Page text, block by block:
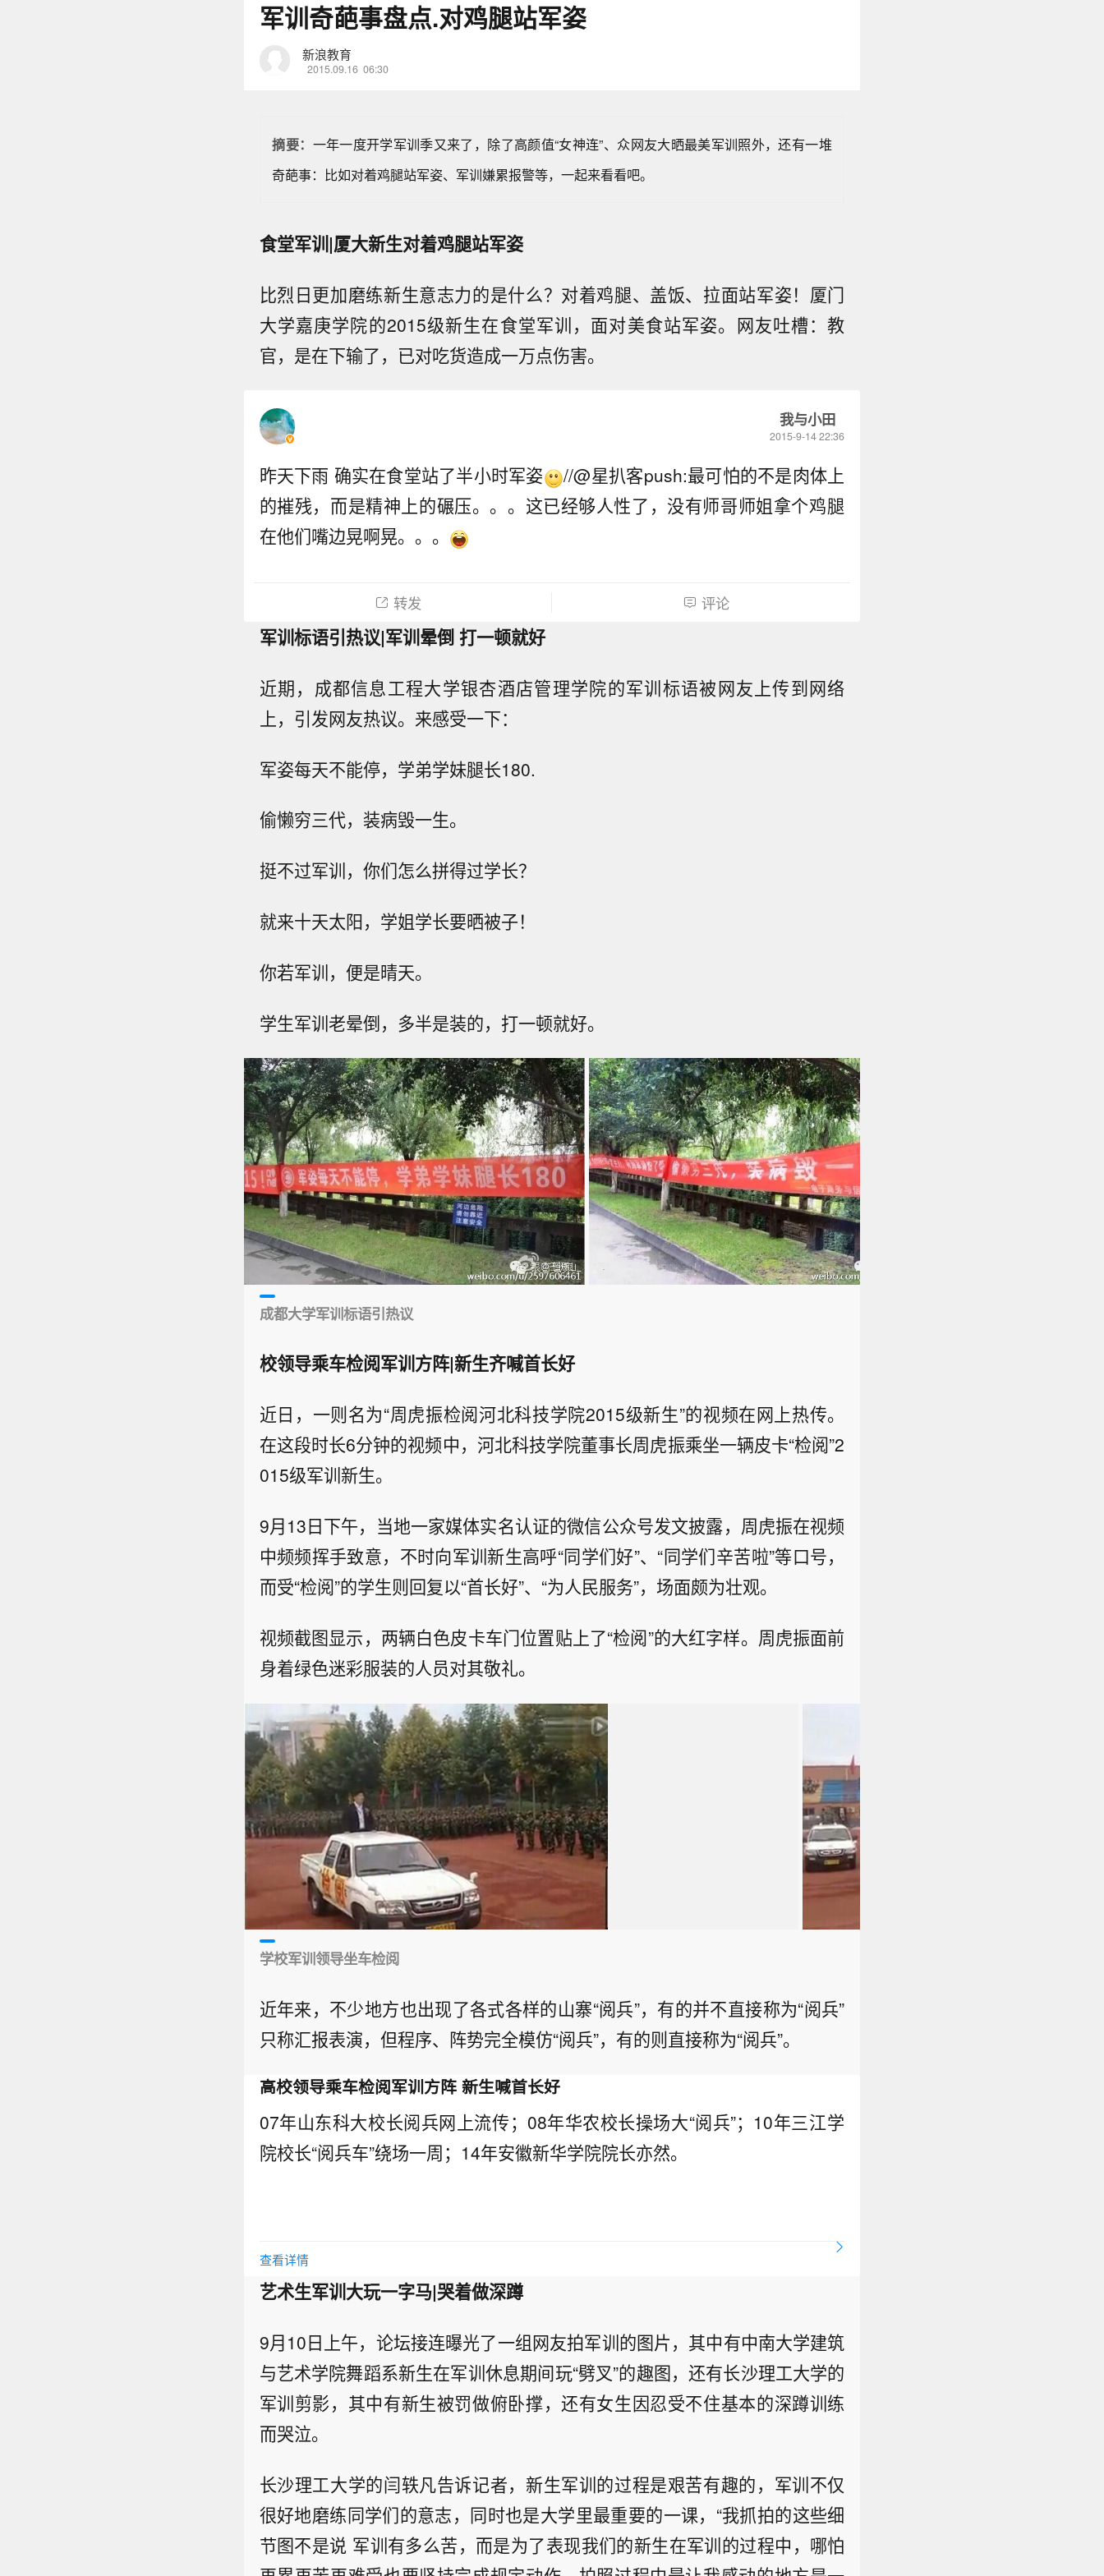
军训奇葩事盘点.对鸡腿站军姿
新浪教育
2015.09.16 06:30
摘要： 一年一度开学军训季又来了，除了高颜值“女神连”、众网友大晒最美军训照外，还有一堆
奇葩事：比如对着鸡腿站军姿、军训嫌累报警等，一起来看看吧。
食堂军训|厦大新生对着鸡腿站军姿
比烈日更加磨练新生意志力的是什么？对着鸡腿、盖饭、拉面站军姿！厦门
大学嘉庚学院的2015级新生在食堂军训，面对美食站军姿。网友吐槽：教
官，是在下输了，已对吃货造成一万点伤害。
我与小田
2015-9-14 22:36
昨天下雨 确实在食堂站了半小时军姿
//@星扒客push:最可怕的不是肉体上
的摧残，而是精神上的碾压。。。这已经够人性了，没有师哥师姐拿个鸡腿
在他们嘴边晃啊晃。。。
转发 评论
军训标语引热议|军训晕倒 打一顿就好
近期，成都信息工程大学银杏酒店管理学院的军训标语被网友上传到网络
上，引发网友热议。来感受一下：
军姿每天不能停，学弟学妹腿长180.
偷懒穷三代，装病毁一生。
挺不过军训，你们怎么拼得过学长？
就来十天太阳，学姐学长要晒被子！
你若军训，便是晴天。
学生军训老晕倒，多半是装的，打一顿就好。
成都大学军训标语引热议
校领导乘车检阅军训方阵|新生齐喊首长好
近日，一则名为“周虎振检阅河北科技学院2015级新生”的视频在网上热传。
在这段时长6分钟的视频中，河北科技学院董事长周虎振乘坐一辆皮卡“检阅”2
015级军训新生。
9月13日下午，当地一家媒体实名认证的微信公众号发文披露，周虎振在视频
中频频挥手致意，不时向军训新生高呼“同学们好”、“同学们辛苦啦”等口号，
而受“检阅”的学生则回复以“首长好”、“为人民服务”，场面颇为壮观。
视频截图显示，两辆白色皮卡车门位置贴上了“检阅”的大红字样。周虎振面前
身着绿色迷彩服装的人员对其敬礼。
学校军训领导坐车检阅
近年来，不少地方也出现了各式各样的山寨“阅兵”，有的并不直接称为“阅兵”
只称汇报表演，但程序、阵势完全模仿“阅兵”，有的则直接称为“阅兵”。
高校领导乘车检阅军训方阵 新生喊首长好
07年山东科大校长阅兵网上流传；08年华农校长操场大“阅兵”；10年三江学
院校长“阅兵车”绕场一周；14年安徽新华学院院长亦然。
查看详情
艺术生军训大玩一字马|哭着做深蹲
9月10日上午，论坛接连曝光了一组网友拍军训的图片，其中有中南大学建筑
与艺术学院舞蹈系新生在军训休息期间玩“劈叉”的趣图，还有长沙理工大学的
军训剪影，其中有新生被罚做俯卧撑，还有女生因忍受不住基本的深蹲训练
而哭泣。
长沙理工大学的闫轶凡告诉记者，新生军训的过程是艰苦有趣的，军训不仅
很好地磨练同学们的意志，同时也是大学里最重要的一课，“我抓拍的这些细
节图不是说 军训有多么苦，而是为了表现我们的新生在军训的过程中，哪怕